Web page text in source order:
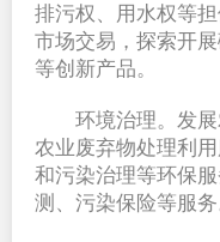
排污权、用水权等
市场交易，探索开
等创新产品。
环境治理。发
农业废弃物处理利
和污染治理等环保
测、污染保险等服务